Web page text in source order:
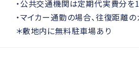
・公共交通機関は定期代実費分を
・マイカー通勤の場合、往復距離
＊敷地内に無料駐車場あり